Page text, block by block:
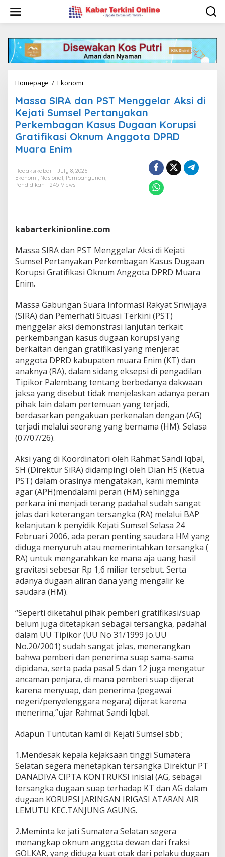
i
Homepage / Ekonomi
s
s
a
I
a
n
e
g
g
e
l
A
k
s
i
d
K
e
j
a
t
S
u
m
l
P
e
r
t
a
n
y
a
k
a
P
e
r
b
a
g
a
n
K
a
s
u
s
D
u
a
n
K
o
r
u
p
s
i
r
a
t
Massa SIRA dan PST Menggelar Aksi di
Kejati Sumsel Pertanyakan
Perkembagan Kasus Dugaan Korupsi
Gratifikasi Oknum Anggota DPRD
Muara Enim
Redaksikabar
July 8, 2026
Ekonomi, Nasional, Pembangunan,
Pendidikan
245 Views
kabarterkinionline.com
Massa SIRA dan PST Menggelar Aksi di Kejati
Sumsel Pertanyakan Perkembagan Kasus Dugaan
Korupsi Gratifikasi Oknum Anggota DPRD Muara
Enim.
Massa Gabungan Suara Informasi Rakyat Sriwijaya
(SIRA) dan Pemerhati Situasi Terkini (PST)
menggelar aksi demonstrasi lanjutan terkait
perkembangan kasus dugaan korupsi yang
berkaitan dengan gratifikasi yang menjerat
anggota DPRD kabupaten muara Enim (KT) dan
anaknya (RA), dalam sidang eksepsi di pengadilan
Tipikor Palembang tentang berbedanya dakwaan
jaksa yang disebut tidak menjelaskan adanya peran
pihak lain dalam pertemuan yang terjadi,
berdasarkan pengakuan perkenalan dengan (AG)
terjadi melalui seorang yang bernama (HM). Selasa
(07/07/26).
Aksi yang di Koordinatori oleh Rahmat Sandi Iqbal,
SH (Direktur SiRA) didampingi oleh Dian HS (Ketua
PST) dalam orasinya mengatakan, kami meminta
agar (APH)mendalami peran (HM) sehingga
perkara ini menjadi terang padahal sudah sangat
jelas dari keterangan tersangka (RA) melalui BAP
kelanjutan k penyidik Kejati Sumsel Selasa 24
Februari 2006, ada peran penting saudara HM yang
diduga menyuruh atau memerintahkan tersangka (
RA) untuk mengarahkan ke mana aja uang hasil
gravitasi sebesar Rp 1,6 miliar tersebut. Serta
adanya dugaan aliran dana yang mengalir ke
saudara (HM).
“Seperti diketahui pihak pemberi gratifikasi/suap
belum juga ditetapkan sebagai tersangka, padahal
dalam UU Tipikor (UU No 31/1999 Jo.UU
No.20/2001) sudah sangat jelas, menerangkan
bahwa pemberi dan penerima suap sama-sama
dipidana, serta pada pasal 5 dan 12 juga mengatur
ancaman penjara, di mana pemberi suap dijerat
karena menyuap, dan penerima (pegawai
negeri/penyelenggara negara) dijerat karena
menerima,”ujar Rahmat Sandi Iqbal.
Adapun Tuntutan kami di Kejati Sumsel sbb ;
1.Mendesak kepala kejaksaan tinggi Sumatera
Selatan segera menetapkan tersangka Direktur PT
DANADIVA CIPTA KONTRUKSI inisial (AG, sebagai
tersangka dugaan suap terhadap KT dan AG dalam
dugaan KORUPSI JARINGAN IRIGASI ATARAN AIR
LEMUTU KEC.TANJUNG AGUNG.
2.Meminta ke jati Sumatera Selatan segera
menangkap oknum anggota dewan dari fraksi
GOLKAR, yang diduga kuat otak dari pelaku dugaan